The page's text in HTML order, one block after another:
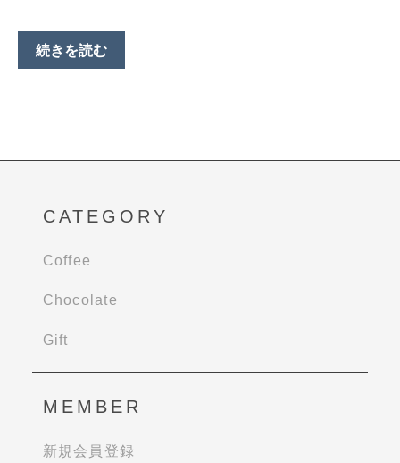
続きを読む
CATEGORY
Coffee
Chocolate
Gift
MEMBER
新規会員登録